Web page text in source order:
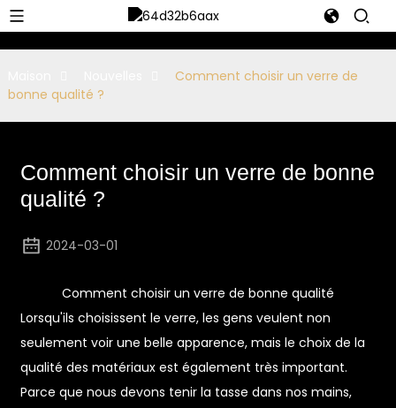
Comment choisir un verre de
bonne qualité ?
Comment choisir un verre de bonne
qualité ?
2024-03-01
Comment choisir un verre de bonne qualité
Lorsqu'ils choisissent le verre, les gens veulent non
seulement voir une belle apparence, mais le choix de la
qualité des matériaux est également très important.
Parce que nous devons tenir la tasse dans nos mains,